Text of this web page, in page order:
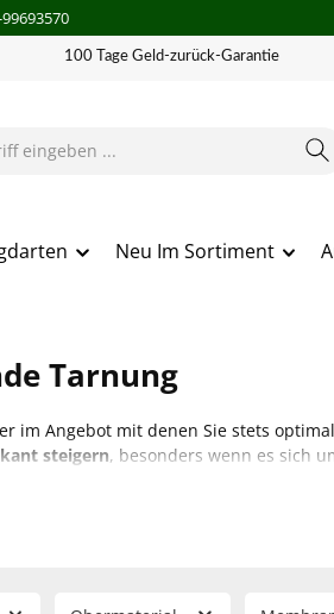
100 Tage Geld-zurück-Garantie
Neu Im Sortiment
Tarnung
im Angebot mit denen Sie stets
steigern, besonders wenn es sich